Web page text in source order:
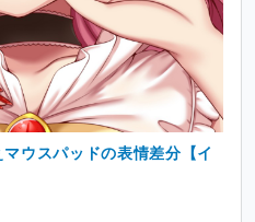
マウスパッドの表情差分【イ